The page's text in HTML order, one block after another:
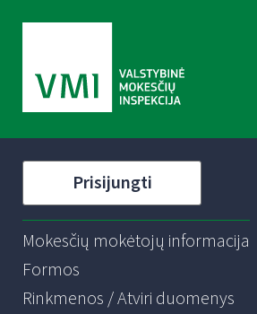
Prisijungti
Mokesčių mokėtojų informacija
Formos
Rinkmenos / Atviri duomenys